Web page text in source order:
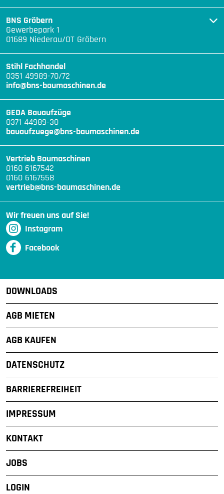
BNS Gröbern
Gewerbepark 1
01689 Niederau/OT Gröbern
Stihl Fachhandel
0351 49989-70/72
info@bns-baumaschinen.de
GEDA Bauaufzüge
0371 44989-30
bauaufzuege@bns-baumaschinen.de
Vertrieb Baumaschinen
0160 6167542
0160 6167558
vertrieb@bns-baumaschinen.de
Wir freuen uns auf Sie!
Instagram
Facebook
DOWNLOADS
AGB MIETEN
AGB KAUFEN
DATENSCHUTZ
BARRIEREFREIHEIT
IMPRESSUM
KONTAKT
JOBS
LOGIN